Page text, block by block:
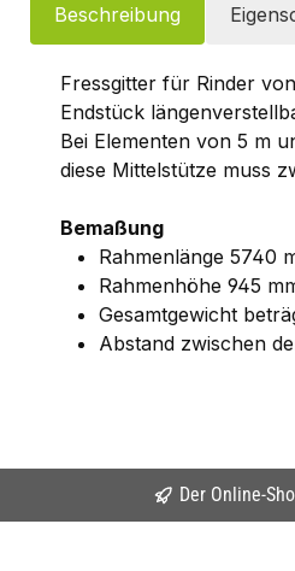
Beschreibung
Fressgitter für Rinder
Endstück
Bei Elementen von 5 m
diese Mittelstütze muss
Bemaßung
Rahmenlänge 5740
Rahmenhöhe 945
Gesamtgewicht
Abstand zwischen
Der Online-